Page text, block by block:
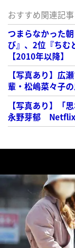
おすすめ関連記事
つまらなかった
び』、2位『ちむ
【2010年以降】
【写真あり】広
輩・松嶋菜々子
【写真あり】「
永野芽郁 Netflix